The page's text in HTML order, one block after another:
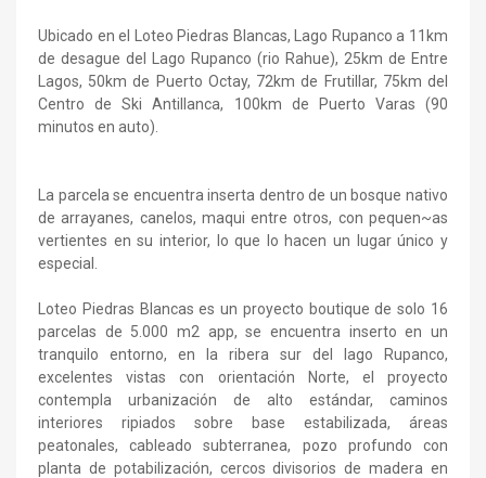
Ubicado en el Loteo Piedras Blancas, Lago Rupanco a 11km
de desague del Lago Rupanco (rio Rahue), 25km de Entre
Lagos, 50km de Puerto Octay, 72km de Frutillar, 75km del
Centro de Ski Antillanca, 100km de Puerto Varas (90
minutos en auto).
La parcela se encuentra inserta dentro de un bosque nativo
de arrayanes, canelos, maqui entre otros, con pequen~as
vertientes en su interior, lo que lo hacen un lugar único y
especial.
Loteo Piedras Blancas es un proyecto boutique de solo 16
parcelas de 5.000 m2 app, se encuentra inserto en un
tranquilo entorno, en la ribera sur del lago Rupanco,
excelentes vistas con orientación Norte, el proyecto
contempla urbanización de alto estándar, caminos
interiores ripiados sobre base estabilizada, áreas
peatonales, cableado subterranea, pozo profundo con
planta de potabilización, cercos divisorios de madera en